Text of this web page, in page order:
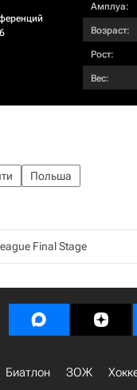
Амплуа:
Возраст:
Рост:
Вес:
Польша
Final Stage
Биатлон ЗОЖ